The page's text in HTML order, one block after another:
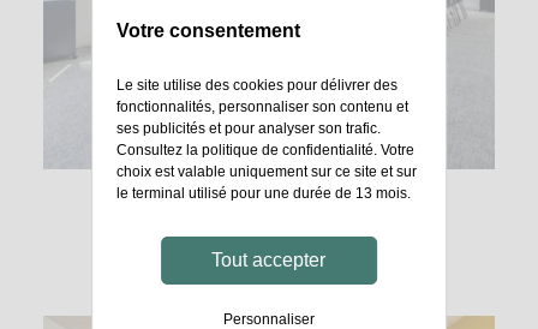
Votre consentement
Le site utilise des cookies pour délivrer des
fonctionnalités, personnaliser son contenu et
ses publicités et pour analyser son trafic.
Consultez lapolitique de confidentialité. Votre
choix est valable uniquement sur ce site et sur
le terminal utilisé pour une durée de 13 mois.
Tout accepter
Personnaliser